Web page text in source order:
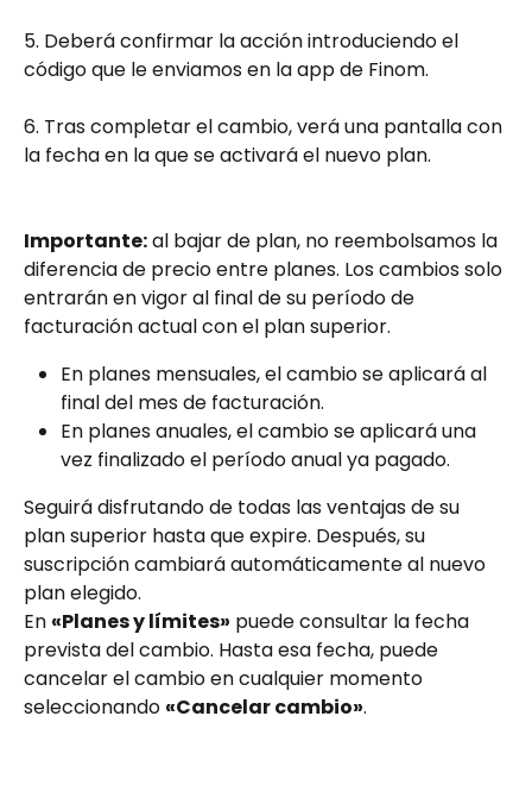
5. Deberá confirmar la acción introduciendo el
código que le enviamos en la app de Finom.
6. Tras completar el cambio, verá una pantalla con
la fecha en la que se activará el nuevo plan.
Importante: al bajar de plan, no reembolsamos la
diferencia de precio entre planes. Los cambios solo
entrarán en vigor al final de su período de
facturación actual con el plan superior.
En planes mensuales, el cambio se aplicará al
final del mes de facturación.
En planes anuales, el cambio se aplicará una
vez finalizado el período anual ya pagado.
Seguirá disfrutando de todas las ventajas de su
plan superior hasta que expire. Después, su
suscripción cambiará automáticamente al nuevo
plan elegido.
En «Planes y límites» puede consultar la fecha
prevista del cambio. Hasta esa fecha, puede
cancelar el cambio en cualquier momento
seleccionando «Cancelar cambio».